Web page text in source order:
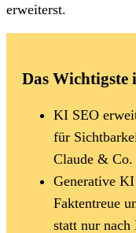
erweiterst.
Das Wichtigste
KI SEO
für
Claude & Co.
Generative
Faktentreue
statt nur nach